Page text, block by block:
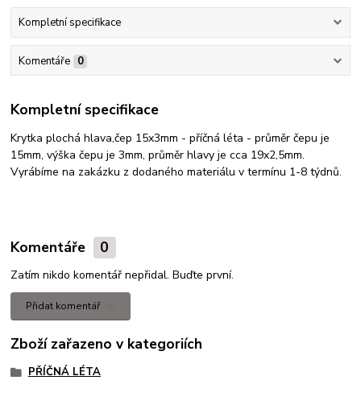
Kompletní specifikace
Komentáře 0
Kompletní specifikace
Krytka plochá hlava,čep 15x3mm - příčná léta - průměr čepu je
15mm, výška čepu je 3mm, průměr hlavy je cca 19x2,5mm.
Vyrábíme na zakázku z dodaného materiálu v termínu 1-8 týdnů.
Komentáře 0
Zatím nikdo komentář nepřidal. Buďte první.
Přidat komentář
Zboží zařazeno v kategoriích
PŘÍČNÁ LÉTA